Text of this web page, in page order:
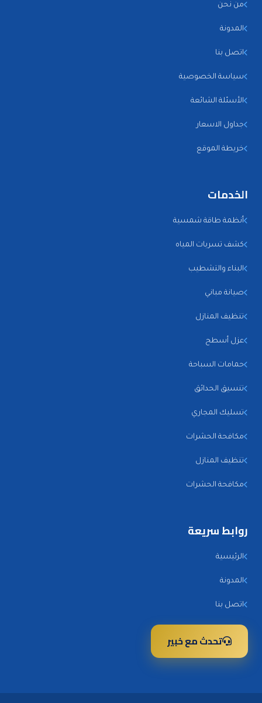
من نحن
المدونة
اتصل بنا
سياسة الخصوصية
الأسئلة الشائعة
جداول الاسعار
خريطة الموقع
الخدمات
أنظمة طاقة شمسية
كشف تسربات المياه
البناء والتشطيب
صيانة مباني
تنظيف المنازل
عزل أسطح
حمامات السباحة
تنسيق الحدائق
تسليك المجاري
مكافحة الحشرات
تنظيف المنازل
مكافحة الحشرات
روابط سريعة
الرئيسية
المدونة
اتصل بنا
تحدث مع خبير